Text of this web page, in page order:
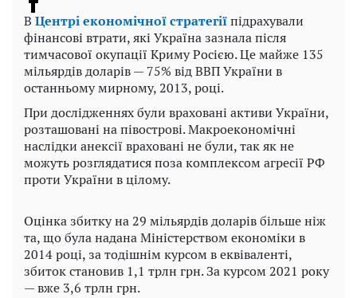
В Центрі економічної стратегіїпідрахували
фінансові втрати, які Україна зазнала після
тимчасової окупації Криму Росією. Це майже 135
мільярдів доларів — 75% від ВВП України в
останньому мирному, 2013, році.
При дослідженнях були враховані активи України,
розташовані на півострові. Макроекономічні
наслідки анексії враховані не були, так як не
можуть розглядатися поза комплексом агресії РФ
проти України в цілому.
Оцінка збитку на 29 мільярдів доларів більше ніж
та, що була надана Міністерством економіки в
2014 році, за тодішнім курсом в еквіваленті,
збиток становив 1,1 трлн грн. За курсом 2021 року
— вже 3,6 трлн грн.